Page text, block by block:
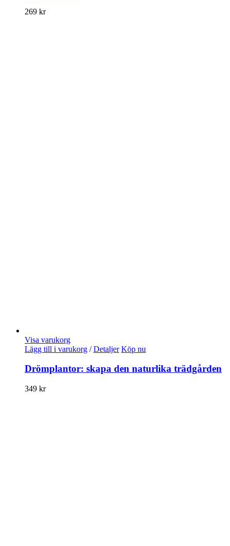
269 kr
Visa varukorg
Lägg till i varukorg / Detaljer Köp nu
Drömplantor: skapa den naturlika trädgården
349 kr